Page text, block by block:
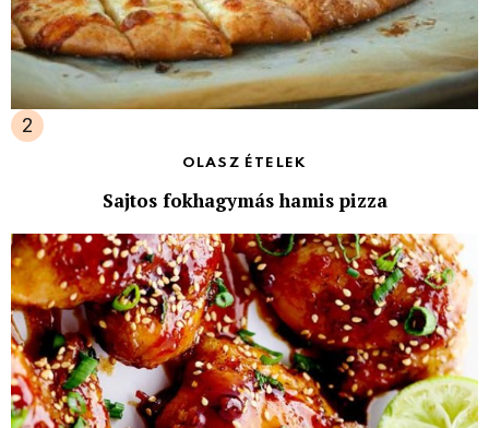
OLASZ ÉTELEK
Sajtos fokhagymás hamis pizza